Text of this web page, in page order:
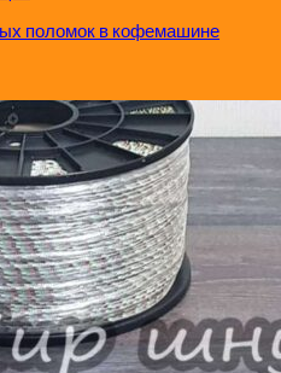
поломок в кофемашине